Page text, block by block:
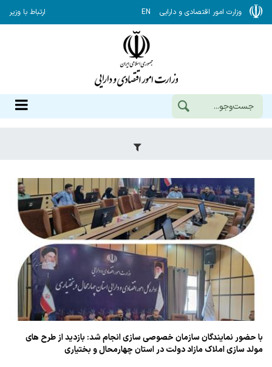
وزارت امور اقتصادی و دارایی EN ارتباط با وزیر
با حضور نمایندگان سازمان خصوصی سازی انجام شد: بازدید از طرح های
مولد سازی املاك مازاد دولت در استان چهارمحال و بختیاری